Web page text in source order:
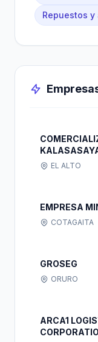
Repuestos
EL ALTO
EMPRESA
COTAGAITA
GROSEG
ORURO
ARCA1